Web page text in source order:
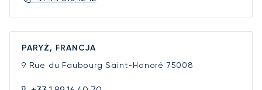
PARYŻ, FRANCJA
9 Rue du Faubourg Saint-Honoré 75008